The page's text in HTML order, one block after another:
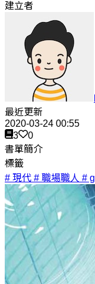
建立者
最近更新
2020-03-24 00:55
3
0
書單簡介
標籤
# 現代 # 職場職人 # gl